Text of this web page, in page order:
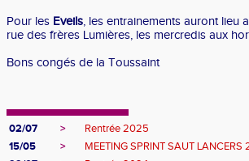
Pour les Eveils, les entrainements auront lieu
rue des frères Lumières, les mercredis aux
Bons congés de la Toussaint
02/07 >
Rentrée 2025
15/05
>
MEETING SPRINT SAUT LANCERS